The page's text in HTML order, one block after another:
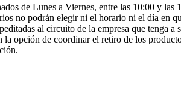
de Lunes a Viernes, entre las 10:00 y
no podrán elegir ni el horario ni el día en
al circuito de la empresa que tenga
la opción de coordinar el retiro de los